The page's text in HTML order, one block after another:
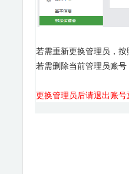
若需重新更换管理员，
若需删除当前管理员账
更换管理员后请退出账